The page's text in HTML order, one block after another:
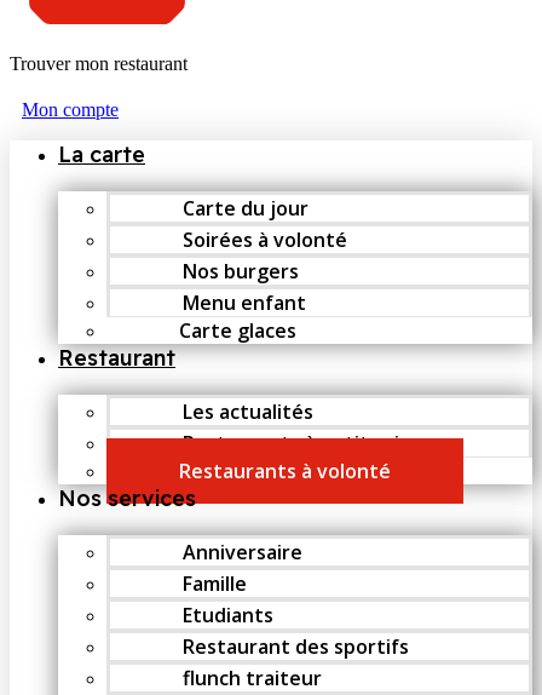
Trouver mon restaurant
Mon compte
La carte
Carte du jour
Soirées à volonté
Nos burgers
Menu enfant
Carte glaces
Restaurant
Les actualités
Restaurants à petit prix
Restaurants à volonté
Nos services
Anniversaire
Famille
Etudiants
Restaurant des sportifs
flunch traiteur